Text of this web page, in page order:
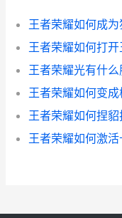
王者荣耀如何激